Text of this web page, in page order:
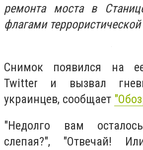
ремонта моста в
флагами
Снимок появился на
Twitter и вызвал
украинцев, сообщает
"Недолго вам
слепая?", "Отвечай!